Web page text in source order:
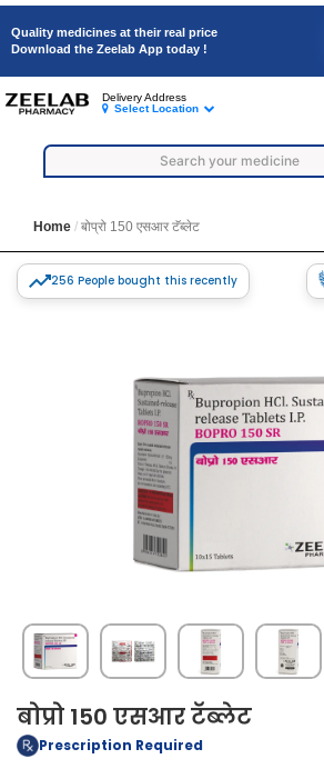
Quality medicines at their real price
Download the Zeelab App today !
Delivery Address
Select Location
Home बोप्रो 150 एसआर टॅब्लेट
256 People bought this recently
बोप्रो 150 एसआर टॅब्लेट
Prescription Required